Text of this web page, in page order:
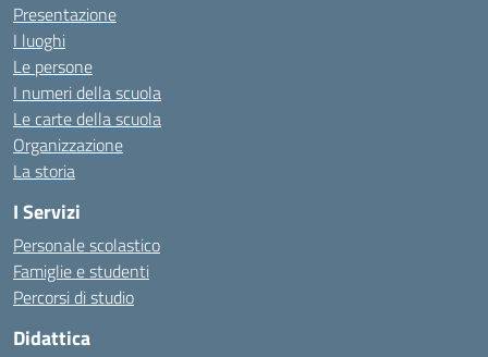
Presentazione
I luoghi
Le persone
I numeri della scuola
Le carte della scuola
Organizzazione
La storia
I Servizi
Personale scolastico
Famiglie e studenti
Percorsi di studio
Didattica